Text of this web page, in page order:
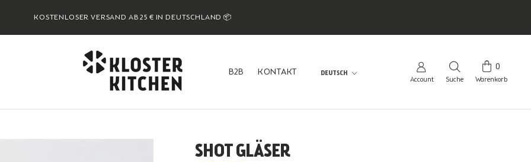
KOSTENLOSER VERSAND AB 25 € IN DEUTSCHLAND 📦
B2B
KONTAKT
Sprache
DEUTSCH
Account Suche
0
Warenkorb
SHOT GLÄSER